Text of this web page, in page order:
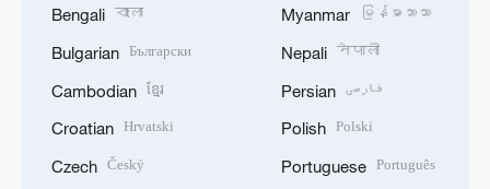
Bengali বাংলা
Bulgarian Български
Cambodian ខ្មែរ
Croatian Hrvatski
Czech Český
Myanmar မြန်မာဘာသာ
Nepali नेपाली
Persian فارسی
Polish Polski
Portuguese Português